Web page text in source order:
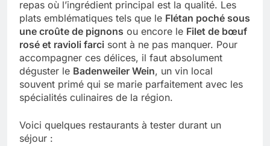
repas où l’ingrédient principal est la qualité. Les
plats emblématiques tels que le Flétan poché sous
une croûte de pignons ou encore le Filet de bœuf
rosé et ravioli farci sont à ne pas manquer. Pour
accompagner ces délices, il faut absolument
déguster le Badenweiler Wein, un vin local
souvent primé qui se marie parfaitement avec les
spécialités culinaires de la région.
Voici quelques restaurants à tester durant un
séjour :